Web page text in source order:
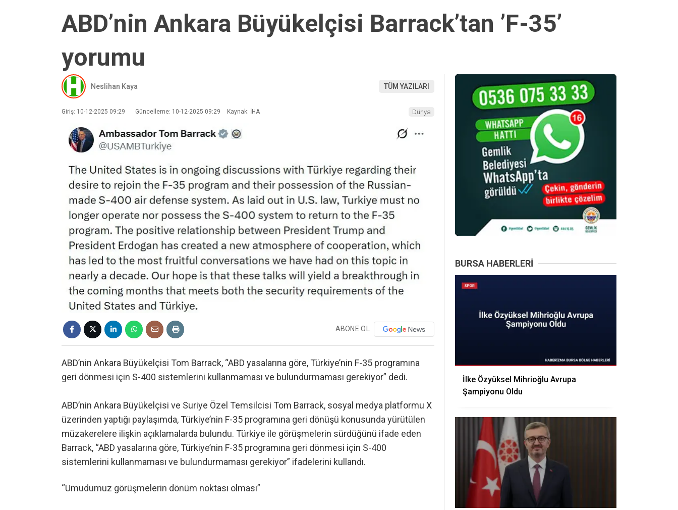
ABD’nin Ankara Büyükelçisi Barrack’tan ’F-35’
yorumu
Neslihan Kaya TÜM YAZILARI
Giriş: 10-12-2025 09:29 Güncelleme: 10-12-2025 09:29 Kaynak: İHA Dünya
ABONE OL
ABD’nin Ankara Büyükelçisi Tom Barrack, “ABD yasalarına göre, Türkiye’nin F-35 programına
geri dönmesi için S-400 sistemlerini kullanmaması ve bulundurmaması gerekiyor” dedi.
ABD’nin Ankara Büyükelçisi ve Suriye Özel Temsilcisi Tom Barrack, sosyal medya platformu X
üzerinden yaptığı paylaşımda, Türkiye’nin F-35 programına geri dönüşü konusunda yürütülen
müzakerelere ilişkin açıklamalarda bulundu. Türkiye ile görüşmelerin sürdüğünü ifade eden
Barrack, “ABD yasalarına göre, Türkiye’nin F-35 programına geri dönmesi için S-400
sistemlerini kullanmaması ve bulundurmaması gerekiyor” ifadelerini kullandı.
“Umudumuz görüşmelerin dönüm noktası olması”
BURSA HABERLERI
İlke Özyüksel Mihrioğlu Avrupa
Şampiyonu Oldu